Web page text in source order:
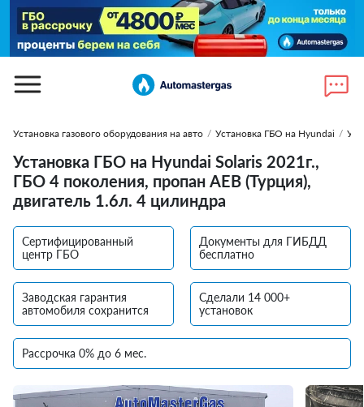
Установка газового оборудования на авто / Установка ГБО на Hyundai /
Установка ГБО на Hyundai Solaris 2021г.,
ГБО 4 поколения, пропан AEB (Турция),
двигатель 1.6л. 4 цилиндра
Сертифицированный
центр ГБО
Документы для ГИБДД
бесплатно
Заводская гарантия
автомобиля сохранится
Сделали 14 000+
установок
Рассрочка 0% до 6 мес.